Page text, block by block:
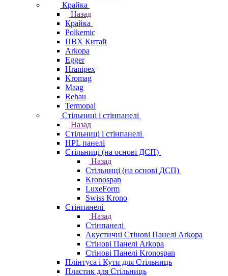
Крайка
Назад
Крайка
Polkemic
ПВХ Китай
Arkopa
Egger
Hranipex
Kromag
Maag
Rehau
Termopal
Стільниці і стінпанелі
Назад
Стільниці і стінпанелі
HPL панелі
Стільниці (на основі ДСП)
Назад
Стільниці (на основі ДСП)
Kronospan
LuxeForm
Swiss Krono
Стінпанелі
Назад
Стінпанелі
Акустичні Стінові Панелі Аrkopa
Стінові Панелі Arkopa
Стінові Панелі Kronospan
Плінтуса і Кути для Стільниць
Пластик для Стільниць